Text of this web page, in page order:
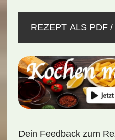
REZEPT ALS PDF
Dein Feedback zum